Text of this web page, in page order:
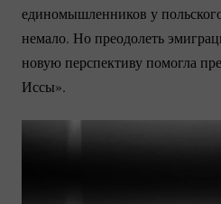
единомышленников у
немало. Но преодолеть
новую перспективу помогла
Иссы».